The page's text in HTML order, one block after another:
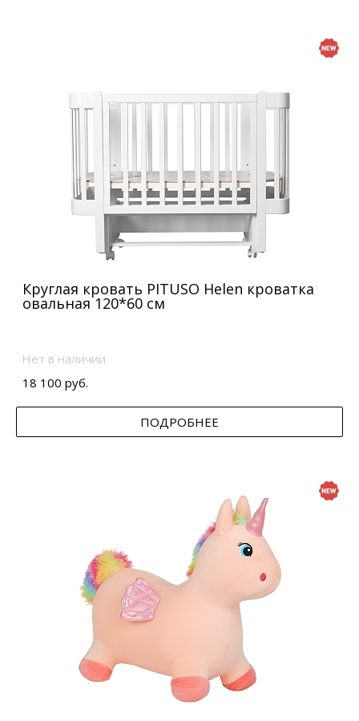
Круглая кровать PITUSO Helen кроватка
овальная 120*60 см
Нет в наличии
18 100 руб.
ПОДРОБНЕЕ